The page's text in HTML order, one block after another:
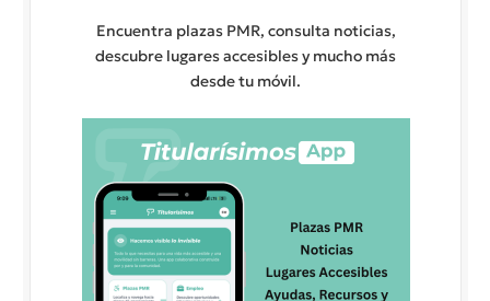
Encuentra plazas PMR, consulta noticias,
descubre lugares accesibles y mucho más
desde tu móvil.